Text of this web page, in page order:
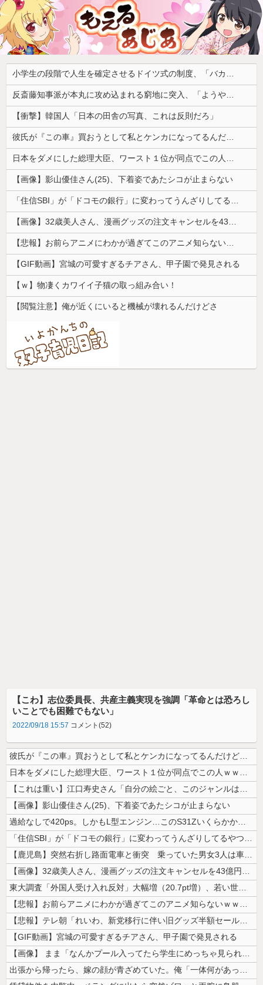
小学生の段階で人生を確定させるドイツ式の制度、「バカを振い落せるから合理的だ」と自惚れていた結果……
反斎藤知事派が本丸に攻め込まれる窮地に突入、「ようやく反撃のターンやね」と手際の良さに感心する人が続出中
【衝撃】韓国人「日本の田舎の写真、これは反則だろ」
彼氏が『この車』買おうとして私とケンカになってるんだけどｗｗｗｗｗｗ
日本をダメにした総理大臣、ワースト１位が同点でこの人ｗｗｗｗｗｗ
【画像】影山優佳さん(25)、下着姿であたシコが止まらない
「住信SBI」が「ドコモの銀行」に変わってうんざりしてるやつｗｗｗｗｗｗｗ
【画像】32歳美人さん、漫画グッズの注文キャンセルを43億円分繰り返しまくり逮捕
【悲報】お前らアニメにわかが過ぎてこのアニメ知らないｗｗｗｗｗ
【GIF動画】宮城の可愛すぎるチアさん、甲子園で発見される
【ｗ】物凄くカワイイ子猫の取っ組み合い！
【閲覧注意】俺が近くにいると機械が壊れるんだけどさ
【こわ】志位委員長、共産主義実現を強調「革命とは恐ろし
いことでも困難でもない」
2022/09/18 15:57 コメント(52)
彼氏が『この車』買おうとして私とケンカになってるんだけどｗｗｗｗｗｗ
日本をダメにした総理大臣、ワースト１位が同点でこの人ｗｗｗｗｗｗ
【これは重い】江口寿史さん「自分の絵ごと、このジャンルはそろそろ終わり...
【画像】影山優佳さん(25)、下着姿であたシコが止まらない
過給なしで420ps。しかもL型エンジン…このS31Zいくらかかってる...
「住信SBI」が「ドコモの銀行」に変わってうんざりしてるやつｗｗｗｗｗ...
【鹿児島】突然右折し路面電車と衝突 乗っていた男女3人は車を放置しダッ...
【画像】32歳美人さん、漫画グッズの注文キャンセルを43億円分繰り返し...
東大調査「外国人受け入れ反対」大幅増（20.7pt増）、若い世代で増加...
【悲報】お前らアニメにわかが過ぎてこのアニメ知らないｗｗｗｗｗ
【悲報】テレ朝「れいわ、新党移行に伴い旧グッズ半額セール開催。でも『秘...
【GIF動画】宮城の可愛すぎるチアさん、甲子園で発見される
【画像】 まま「なんかプール入ってたら学生にめっちゃ見られたw」
出張から帰ったら、嫁の顔が青ざめていた。俺「一体何があったんだ？」嫁「...